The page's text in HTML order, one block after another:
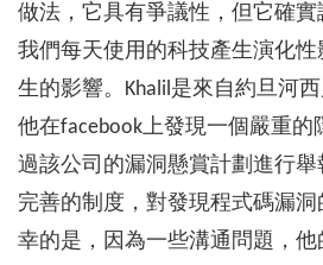
做法，它具有爭議性，但它確
我們每天使用的科技產生演化性
生的影響。Khalil是來自約旦河
他在facebook上發現一個嚴重的
過該公司的漏洞懸賞計劃進行
完善的制度，對發現程式碼漏
幸的是，因為一些溝通問題，